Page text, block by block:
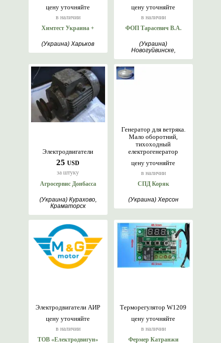
цену уточняйте
в наличии
Химтест Украина +
(Украина) Харьков
цену уточняйте
в наличии
ФОП Тарасевич В.А.
(Украина)
Новогуйвинске,
25 USD
за штуку
Электродвигатели
Агросервис Донбасса
(Украина) Курахово,
Краматорск
цену уточняйте
в наличии
Генератор для ветряка.
Мало оборотний,
тихоходный
електрогенератор
СПД Коряк
(Украина) Херсон
цену уточняйте
в наличии
Электродвигатели АИР
ТОВ «Електродвигун»
цену уточняйте
в наличии
Терморегулятор W1209
Фермер Катранжи